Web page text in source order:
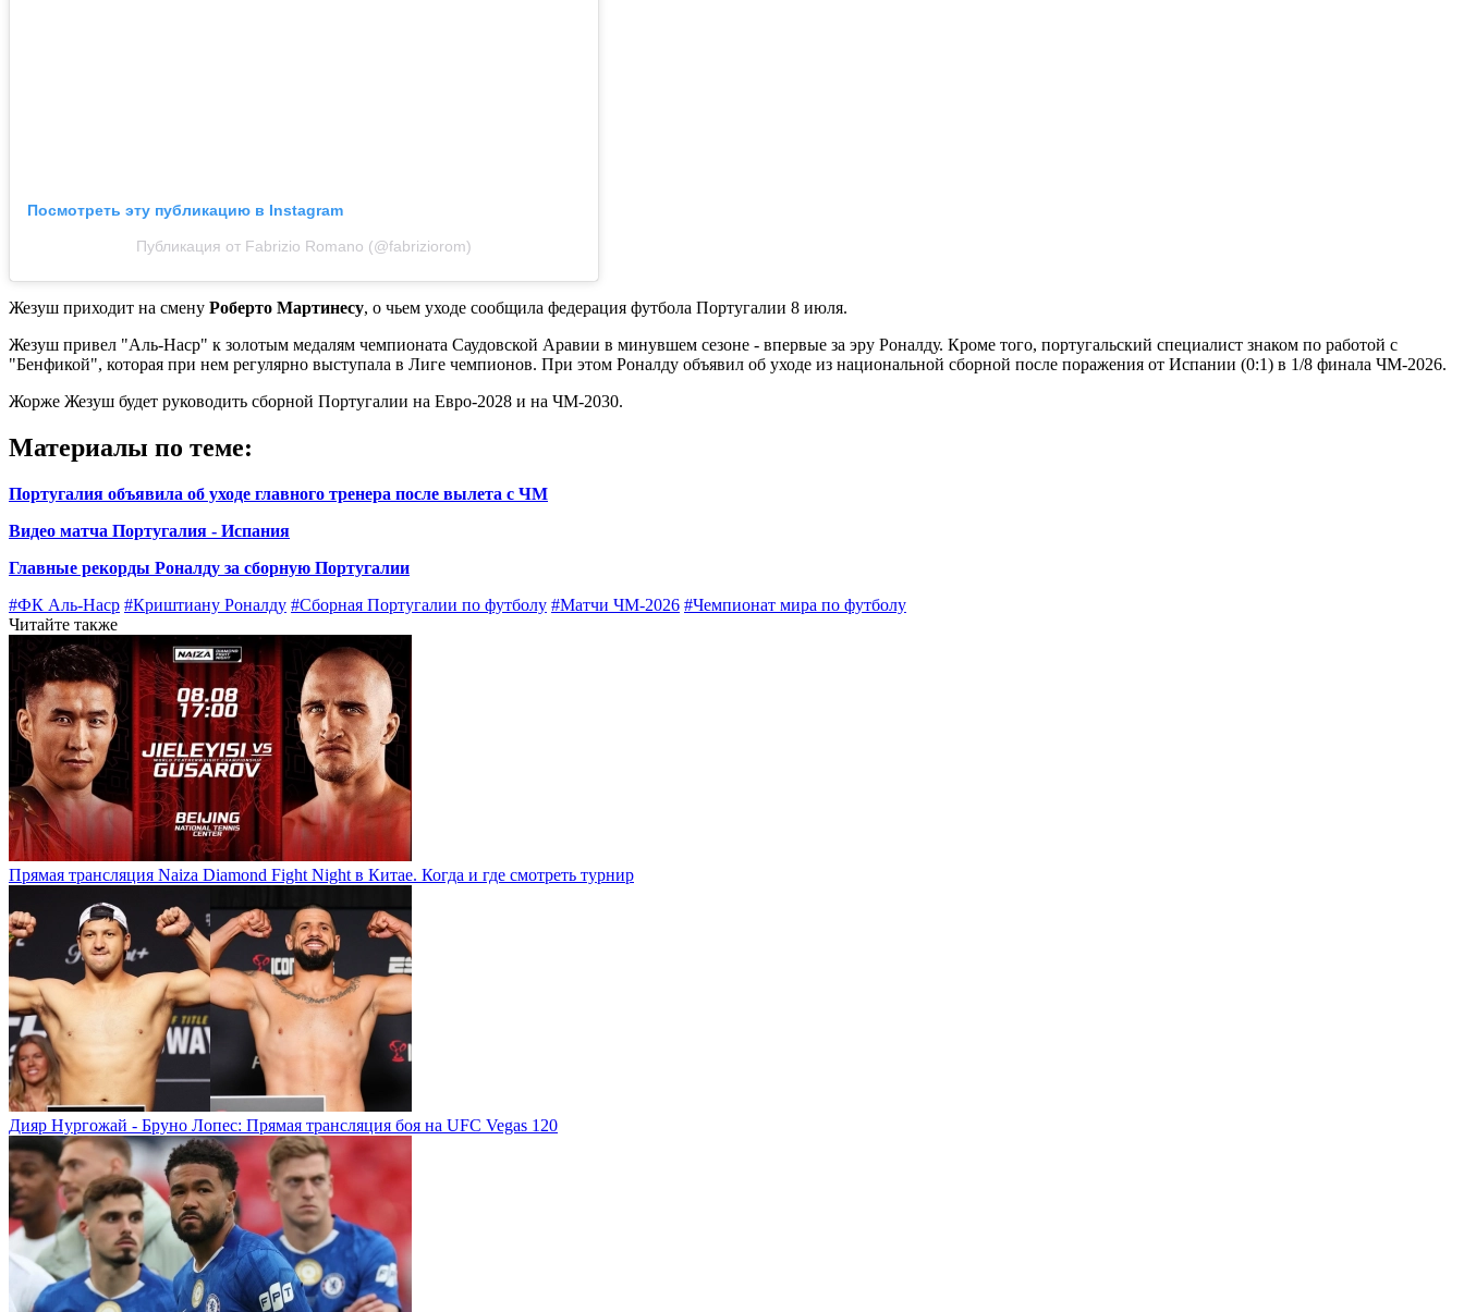
Посмотреть эту публикацию в Instagram
Публикация от Fabrizio Romano (@fabriziorom)
Жезуш приходит на смену Роберто Мартинесу, о чьем уходе сообщила федерация футбола Португалии 8 июля.
Жезуш привел "Аль-Наср" к золотым медалям чемпионата Саудовской Аравии в минувшем сезоне - впервые за эру Роналду. Кроме того, португальский специалист знаком по работой с
"Бенфикой", которая при нем регулярно выступала в Лиге чемпионов. При этом Роналду объявил об уходе из национальной сборной после поражения от Испании (0:1) в 1/8 финала ЧМ-2026.
Жорже Жезуш будет руководить сборной Португалии на Евро-2028 и на ЧМ-2030.
Материалы по теме:
Португалия объявила об уходе главного тренера после вылета с ЧМ
Видео матча Португалия - Испания
Главные рекорды Роналду за сборную Португалии
#ФК Аль-Наср #Криштиану Роналду #Сборная Португалии по футболу #Матчи ЧМ-2026 #Чемпионат мира по футболу
Читайте также
Прямая трансляция Naiza Diamond Fight Night в Китае. Когда и где смотреть турнир
Дияр Нургожай - Бруно Лопес: Прямая трансляция боя на UFC Vegas 120